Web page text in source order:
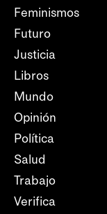
Feminismos
Futuro
Justicia
Libros
Mundo
Opinión
Política
Salud
Trabajo
Verifica